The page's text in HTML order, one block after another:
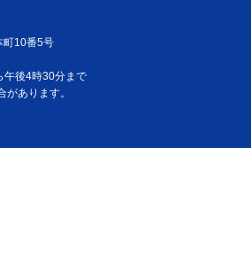
町10番5号
午後4時30分まで
あります。